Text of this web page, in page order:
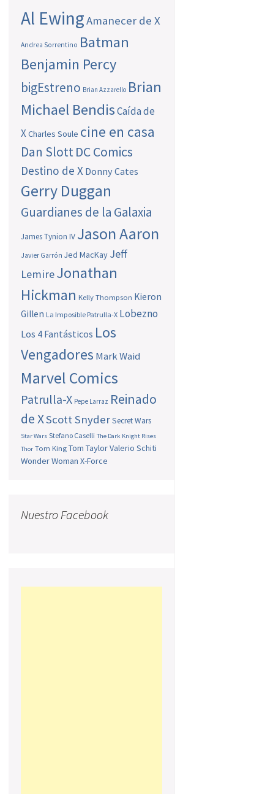
Al EwingAmanecer de X
Andrea Sorrentino Batman
Benjamin Percy
bigEstreno Brian Azzarello Brian
Michael BendisCaída de
XCharles Soule cine en casa
Dan SlottDC Comics
Destino de X Donny Cates
Gerry Duggan
Guardianes de la Galaxia
James Tynion IV Jason Aaron
Javier Garrón Jed MacKay Jeff
LemireJonathan
Hickman Kelly Thompson Kieron
Gillen La Imposible Patrulla-X Lobezno
Los 4 Fantásticos Los
Vengadores Mark Waid
Marvel Comics
Patrulla-X Pepe Larraz Reinado
de XScott SnyderSecret Wars
Star Wars Stefano Caselli The Dark Knight Rises
Thor Tom King Tom TaylorValerio Schiti
Wonder Woman X-Force
Nuestro Facebook